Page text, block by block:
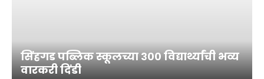
सिंहगड पब्लिक स्कूलच्या ३०० विद्यार्थ्यांची भव्य
वारकरी दिंडी